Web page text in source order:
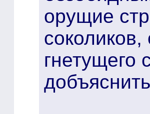
орущие
гнетущего